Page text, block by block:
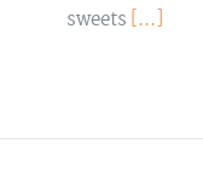
sweets [...]